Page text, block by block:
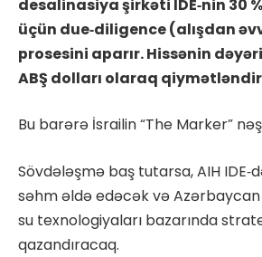
desalinasiya şirkəti IDE‑nin 30
üçün due‑diligence (alışdan
prosesini aparır. Hissənin
ABŞ dolları olaraq
Bu barərə İsrailin “The Marker”
Sövdələşmə baş tutarsa, AIH
səhm əldə edəcək və
su texnologiyaları bazarında
qazandıracaq.